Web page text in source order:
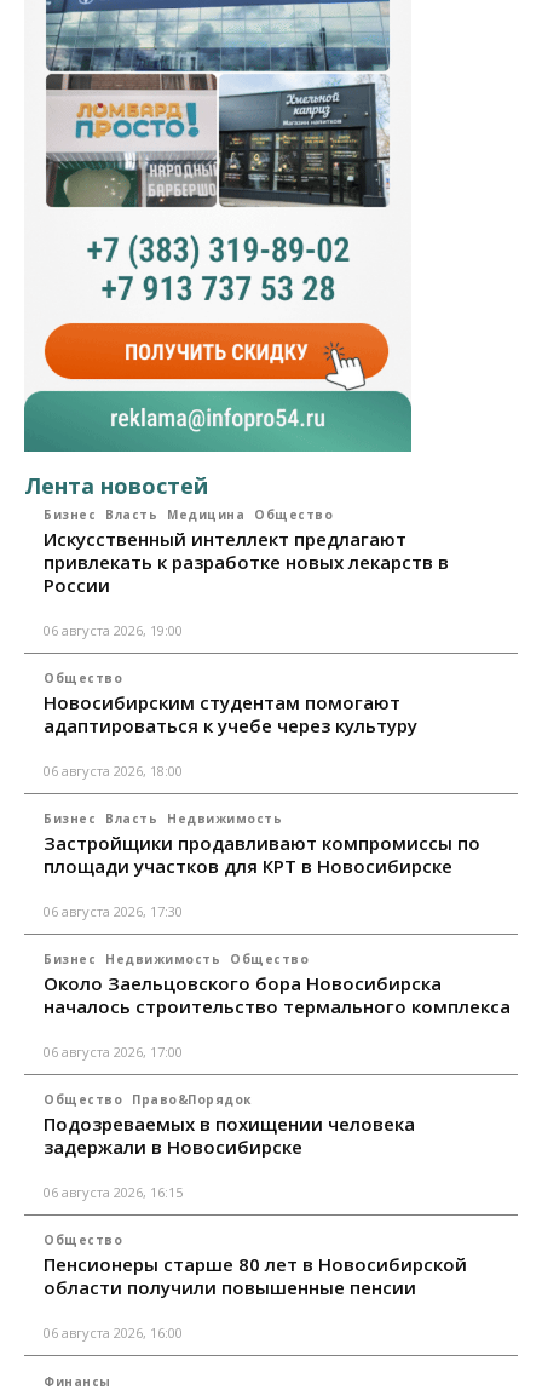
Лента новостей
Бизнес Власть Медицина Общество
Искусственный интеллект предлагают
привлекать к разработке новых лекарств в
России
06 августа 2026, 19:00
Общество
Новосибирским студентам помогают
адаптироваться к учебе через культуру
06 августа 2026, 18:00
Бизнес Власть Недвижимость
Застройщики продавливают компромиссы по
площади участков для КРТ в Новосибирске
06 августа 2026, 17:30
Бизнес Недвижимость Общество
Около Заельцовского бора Новосибирска
началось строительство термального комплекса
06 августа 2026, 17:00
Общество Право&Порядок
Подозреваемых в похищении человека
задержали в Новосибирске
06 августа 2026, 16:15
Общество
Пенсионеры старше 80 лет в Новосибирской
области получили повышенные пенсии
06 августа 2026, 16:00
Финансы